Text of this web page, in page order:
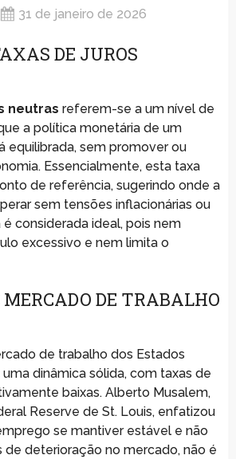
31 de janeiro de 2026
DE JUROS
neutras referem-se a um nível de
a política monetária de um
equilibrada, sem promover ou
Essencialmente, esta taxa
de referência, sugerindo onde a
sem tensões inflacionárias ou
é considerada ideal, pois nem
excessivo e nem limita o
DE TRABALHO
de trabalho dos Estados
dinâmica sólida, com taxas de
baixas. Alberto Musalem,
Reserve de St. Louis, enfatizou
se mantiver estável e não
de deterioração no mercado, não é